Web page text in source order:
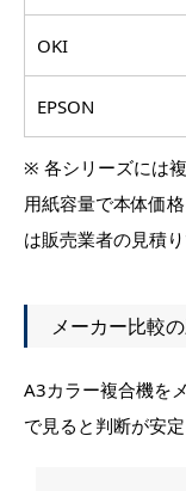
OKI
EPSON
※ 各シリーズには
用紙容量で本体価
は販売業者の見積
メーカー比較
A3カラー複合機を
で見ると判断が安定